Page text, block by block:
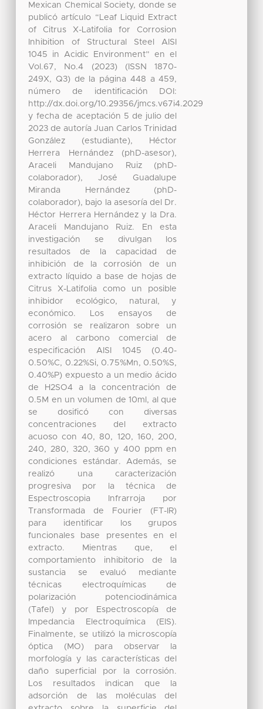
Mexican Chemical Society, donde se
publicó artículo “Leaf Liquid Extract
of Citrus X-Latifolia for Corrosion
Inhibition of Structural Steel AISI
1045 in Acidic Environment” en el
Vol.67, No.4 (2023) (ISSN 1870-
249X, Q3) de la página 448 a 459,
número de identificación DOI:
http://dx.doi.org/10.29356/jmcs.v67i4.2029
y fecha de aceptación 5 de julio del
2023 de autoría Juan Carlos Trinidad
González (estudiante), Héctor
Herrera Hernández (phD-asesor),
Araceli Mandujano Ruiz (phD-
colaborador), José Guadalupe
Miranda Hernández (phD-
colaborador), bajo la asesoría del Dr.
Héctor Herrera Hernández y la Dra.
Araceli Mandujano Ruiz. En esta
investigación se divulgan los
resultados de la capacidad de
inhibición de la corrosión de un
extracto líquido a base de hojas de
Citrus X-Latifolia como un posible
inhibidor ecológico, natural, y
económico. Los ensayos de
corrosión se realizaron sobre un
acero al carbono comercial de
especificación AISI 1045 (0.40-
0.50%C, 0.22%Si, 0.75%Mn, 0.50%S,
0.40%P) expuesto a un medio ácido
de H2SO4 a la concentración de
0.5M en un volumen de 10ml, al que
se dosificó con diversas
concentraciones del extracto
acuoso con 40, 80, 120, 160, 200,
240, 280, 320, 360 y 400 ppm en
condiciones estándar. Además, se
realizó una caracterización
progresiva por la técnica de
Espectroscopia Infrarroja por
Transformada de Fourier (FT-IR)
para identificar los grupos
funcionales base presentes en el
extracto. Mientras que, el
comportamiento inhibitorio de la
sustancia se evaluó mediante
técnicas electroquímicas de
polarización potenciodinámica
(Tafel) y por Espectroscopía de
Impedancia Electroquímica (EIS).
Finalmente, se utilizó la microscopía
óptica (MO) para observar la
morfología y las características del
daño superficial por la corrosión.
Los resultados indican que la
adsorción de las moléculas del